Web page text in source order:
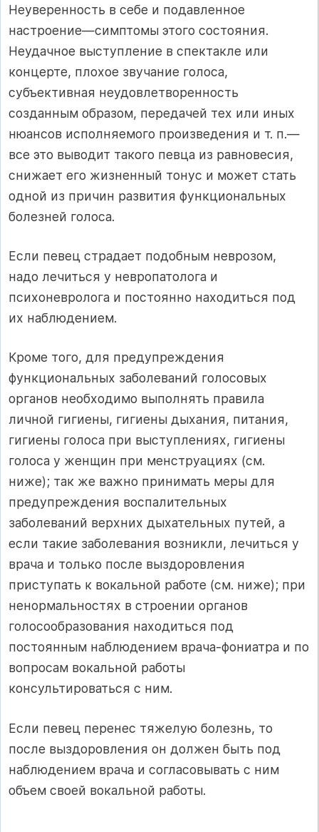
Неуверенность в себе и подавленное
настроение—симптомы этого состояния.
Неудачное выступление в спектакле или
концерте, плохое звучание голоса,
субъективная неудовлетворенность
созданным образом, передачей тех или иных
нюансов исполняемого произведения и т. п.—
все это выводит такого певца из равновесия,
снижает его жизненный тонус и может стать
одной из причин развития функциональных
болезней голоса.
Если певец страдает подобным неврозом,
надо лечиться у невропатолога и
психоневролога и постоянно находиться под
их наблюдением.
Кроме того, для предупреждения
функциональных заболеваний голосовых
органов необходимо выполнять правила
личной гигиены, гигиены дыхания, питания,
гигиены голоса при выступлениях, гигиены
голоса у женщин при менструациях (см.
ниже); так же важно принимать меры для
предупреждения воспалительных
заболеваний верхних дыхательных путей, а
если такие заболевания возникли, лечиться у
врача и только после выздоровления
приступать к вокальной работе (см. ниже); при
ненормальностях в строении органов
голосообразования находиться под
постоянным наблюдением врача-фониатра и по
вопросам вокальной работы
консультироваться с ним.
Если певец перенес тяжелую болезнь, то
после выздоровления он должен быть под
наблюдением врача и согласовывать с ним
объем своей вокальной работы.